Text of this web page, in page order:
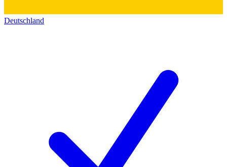
Deutschland